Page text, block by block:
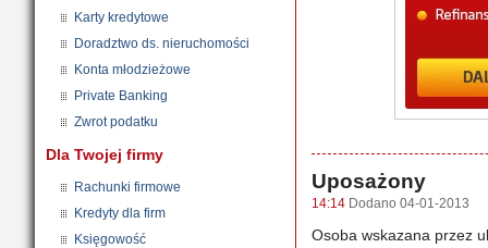
Karty kredytowe
Doradztwo ds. nieruchomości
Konta młodzieżowe
Private Banking
Zwrot podatku
Dla Twojej firmy
Rachunki firmowe
Kredyty dla firm
Księgowość
Uposażony
14:14 Dodano 04-01-2013
Osoba wskazana przez